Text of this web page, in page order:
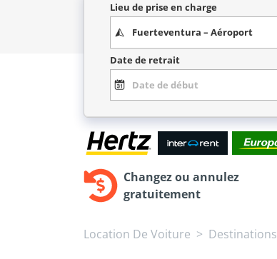
Lieu de prise en charge
Date de retrait
Changez ou annulez
gratuitement
Location De Voiture Destinations